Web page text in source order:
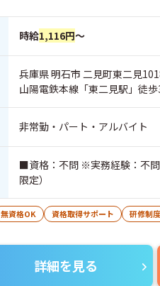
時給1,116円～
兵庫県 明石市 二見町東二見
山陽電鉄本線「東二見駅」徒
非常勤・パート・アルバイト
■資格：不問 ※実務経験：不問 ■普通自動車第一種運転免許（AT
限定）
無資格OK 資格取得サポート 研修制
詳細を見る